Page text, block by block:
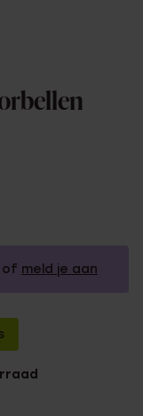
of meld je aan